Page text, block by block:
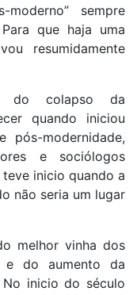
sempre
que haja uma
resumidamente
do colapso da
quando iniciou
pós-modernidade,
e sociólogos
inicio quando a
não seria um lugar
melhor vinha dos
e do aumento da
inicio do século